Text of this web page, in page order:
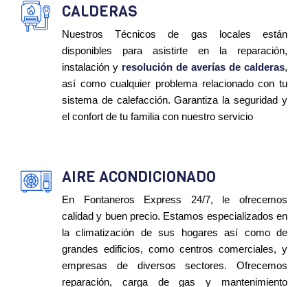
CALDERAS
Nuestros Técnicos de gas locales están
disponibles para asistirte en la reparación,
instalación y resolución de averías de calderas,
así como cualquier problema relacionado con tu
sistema de calefacción. Garantiza la seguridad y
el confort de tu familia con nuestro servicio
AIRE ACONDICIONADO
En Fontaneros Express 24/7, le ofrecemos
calidad y buen precio. Estamos especializados en
la climatización de sus hogares así como de
grandes edificios, como centros comerciales, y
empresas de diversos sectores. Ofrecemos
reparación, carga de gas y mantenimiento